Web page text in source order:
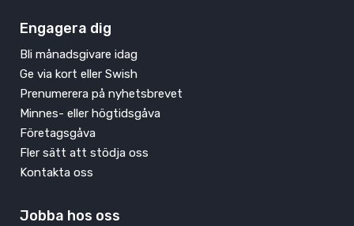
Engagera dig
Bli månadsgivare idag
Ge via kort eller Swish
Prenumerera på nyhetsbrevet
Minnes- eller högtidsgåva
Företagsgåva
Fler sätt att stödja oss
Kontakta oss
Jobba hos oss